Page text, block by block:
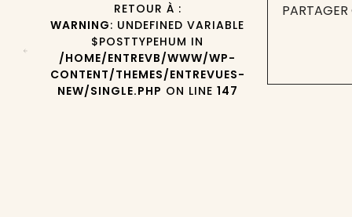
RETOUR À :
WARNING: UNDEFINED VARIABLE
$POSTTYPEHUM IN
/HOME/ENTREVB/WWW/WP-
CONTENT/THEMES/ENTREVUES-
NEW/SINGLE.PHP ON LINE 147